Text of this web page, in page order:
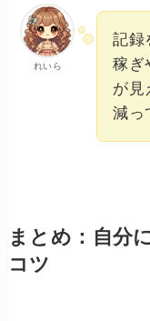
れいら
記録
稼ぎ
が見
減っ
まとめ：自分
コツ